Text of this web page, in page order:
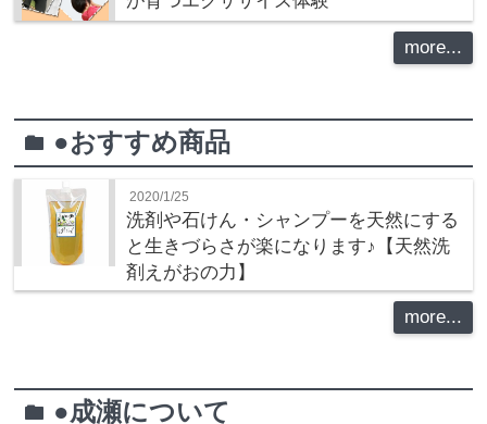
more...
folder ●おすすめ商品
2020/1/25
洗剤や石けん・シャンプーを天然にする
と生きづらさが楽になります♪【天然洗
剤えがおの力】
more...
folder ●成瀬について